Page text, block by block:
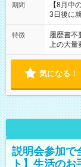
「でき
ね。 ※Wワーク希望の方へ 今ご覧のお仕事で希望する勤務時間
と、もう
合は応募
期間
【8月中
3日後に
特徴 履歴書不
上の大量
気になる！
説明会参加で
ト】生活のお